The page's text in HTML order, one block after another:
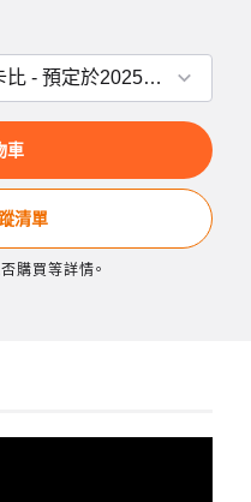
車
清單
購買等詳情。